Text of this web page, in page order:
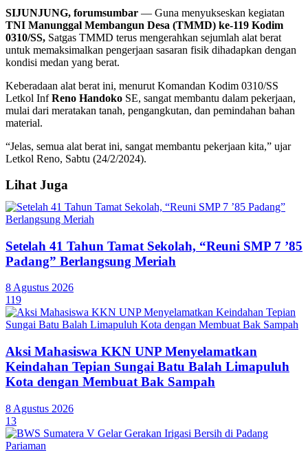
SIJUNJUNG, forumsumbar — Guna menyukseskan kegiatan
TNI Manunggal Membangun Desa (TMMD) ke-119 Kodim
0310/SS, Satgas TMMD terus mengerahkan sejumlah alat berat
untuk memaksimalkan pengerjaan sasaran fisik dihadapkan dengan
kondisi medan yang berat.
Keberadaan alat berat ini, menurut Komandan Kodim 0310/SS
Letkol InfReno Handoko SE, sangat membantu dalam pekerjaan,
mulai dari meratakan tanah, pengangkutan, dan pemindahan bahan
material.
“Jelas, semua alat berat ini, sangat membantu pekerjaan kita,” ujar
Letkol Reno, Sabtu (24/2/2024).
Lihat Juga
Setelah 41 Tahun Tamat Sekolah, “Reuni SMP 7 ’85
Padang” Berlangsung Meriah
8 Agustus 2026
119
Aksi Mahasiswa KKN UNP Menyelamatkan
Keindahan Tepian Sungai Batu Balah Limapuluh
Kota dengan Membuat Bak Sampah
8 Agustus 2026
13